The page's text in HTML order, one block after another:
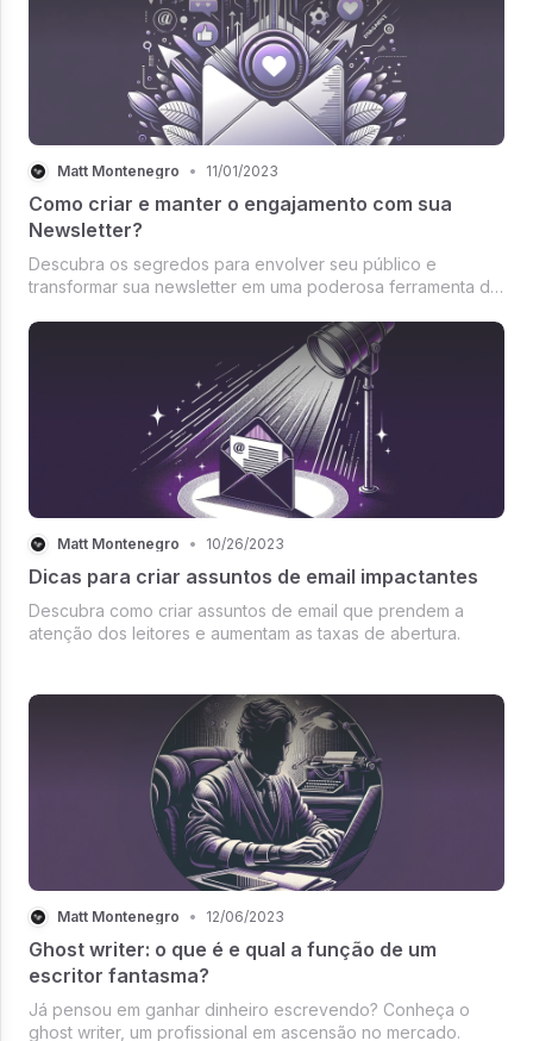
Matt Montenegro • 11/01/2023
Como criar e manter o engajamento com sua
Newsletter?
Descubra os segredos para envolver seu público e
transformar sua newsletter em uma poderosa ferramenta de
Matt Montenegro • 10/26/2023
Dicas para criar assuntos de email impactantes
Descubra como criar assuntos de email que prendem a
atenção dos leitores e aumentam as taxas de abertura.
Matt Montenegro • 12/06/2023
Ghost writer: o que é e qual a função de um
escritor fantasma?
Já pensou em ganhar dinheiro escrevendo? Conheça o
ghost writer, um profissional em ascensão no mercado.